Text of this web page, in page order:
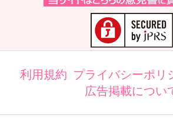
利用規約 プライバシーポリ
広告掲載につい